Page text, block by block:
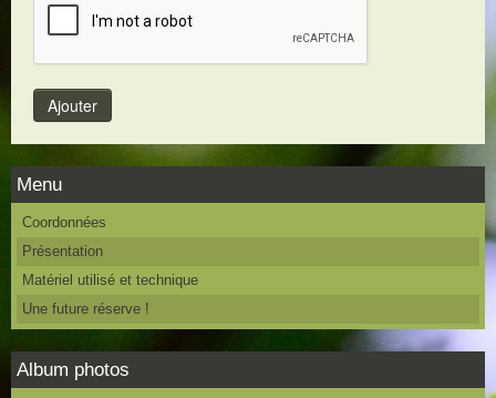
Menu
Coordonnées
Présentation
Matériel utilisé et technique
Une future réserve !
Album photos